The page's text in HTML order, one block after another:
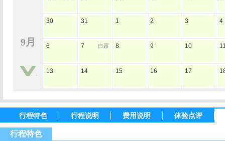
9月
30 31 1 2 3 4
6 7 白露 8 9 10
13 14 15 16 17
行程特色 行程说明 费用说明 体验点评
行程特色